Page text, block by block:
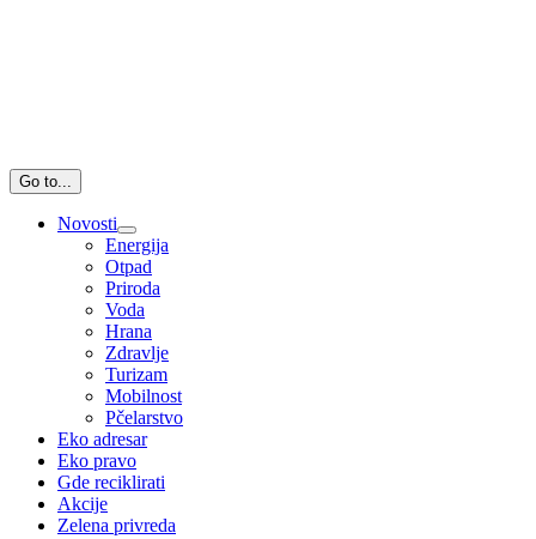
Go to...
Novosti
Energija
Otpad
Priroda
Voda
Hrana
Zdravlje
Turizam
Mobilnost
Pčelarstvo
Eko adresar
Eko pravo
Gde reciklirati
Akcije
Zelena privreda